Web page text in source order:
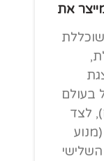
את
בעולם
לצד